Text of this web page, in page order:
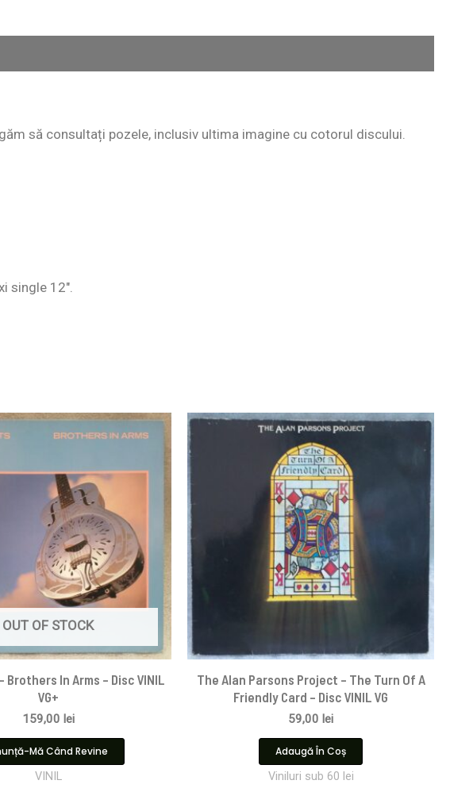
să consultați pozele, inclusiv ultima imagine cu cotorul discului.
single 12″.
OUT OF STOCK
In Arms – Disc VINIL
VG+
159,00 lei
Mă Când Revine
VINIL
The Alan Parsons Project – The Turn Of A
Friendly Card – Disc VINIL VG
59,00 lei
Adaugă În Coș
Viniluri sub 60 lei